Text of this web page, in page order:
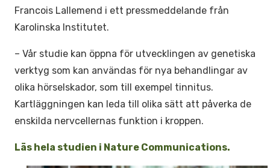
Francois Lallemend i ett pressmeddelande från
Karolinska Institutet.
– Vår studie kan öppna för utvecklingen av genetiska
verktyg som kan användas för nya behandlingar av
olika hörselskador, som till exempel tinnitus.
Kartläggningen kan leda till olika sätt att påverka de
enskilda nervcellernas funktion i kroppen.
Läs hela studien i Nature Communications.